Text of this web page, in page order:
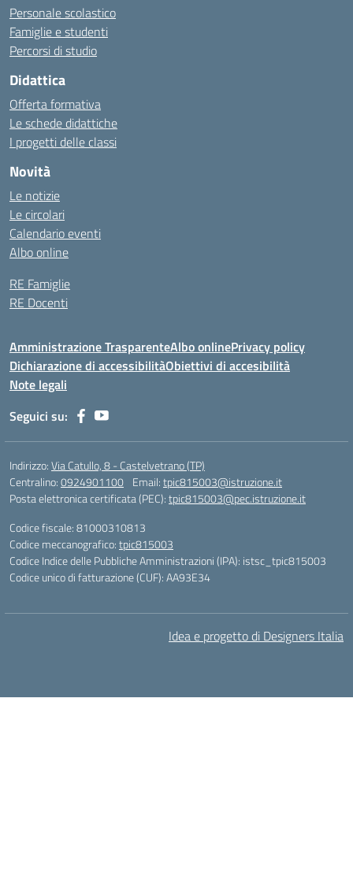
Personale scolastico
Famiglie e studenti
Percorsi di studio
Didattica
Offerta formativa
Le schede didattiche
I progetti delle classi
Novità
Le notizie
Le circolari
Calendario eventi
Albo online
RE Famiglie
RE Docenti
Amministrazione TrasparenteAlbo onlinePrivacy policy
Dichiarazione di accessibilitàObiettivi di accesibilità
Note legali
Seguici su:
Indirizzo:Via Catullo, 8 - Castelvetrano (TP)
Centralino:0924901100 Email:tpic815003@istruzione.it
Posta elettronica certificata (PEC):tpic815003@pec.istruzione.it
Codice fiscale: 81000310813
Codice meccanografico:tpic815003
Codice Indice delle Pubbliche Amministrazioni (IPA): istsc_tpic815003
Codice unico di fatturazione (CUF): AA93E34
Idea e progetto di Designers Italia